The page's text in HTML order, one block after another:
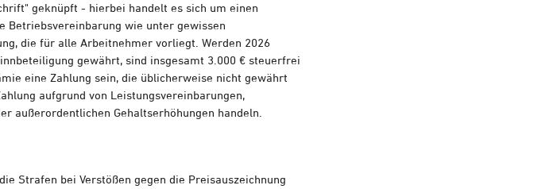
geknüpft - hierbei handelt es sich um einen
Betriebsvereinbarung wie unter gewissen
die für alle Arbeitnehmer vorliegt. Werden 2026
gewährt, sind insgesamt 3.000 € steuerfrei
eine Zahlung sein, die üblicherweise nicht gewährt
aufgrund von Leistungsvereinbarungen,
außerordentlichen Gehaltserhöhungen handeln.
Strafen bei Verstößen gegen die Preisauszeichnung